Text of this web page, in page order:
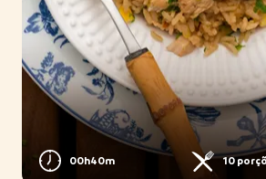
00h40m 10